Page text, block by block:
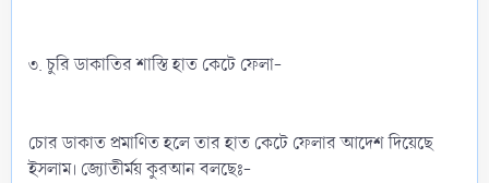
৩. চুরি ডাকাতির শাস্তি হাত কেটে ফেলা-
চোর ডাকাত প্রমাণিত হলে তার হাত কেটে ফেলার আদেশ দিয়েছে
ইসলাম। জ্যোতীর্ময় কুরআন বলছেঃ-